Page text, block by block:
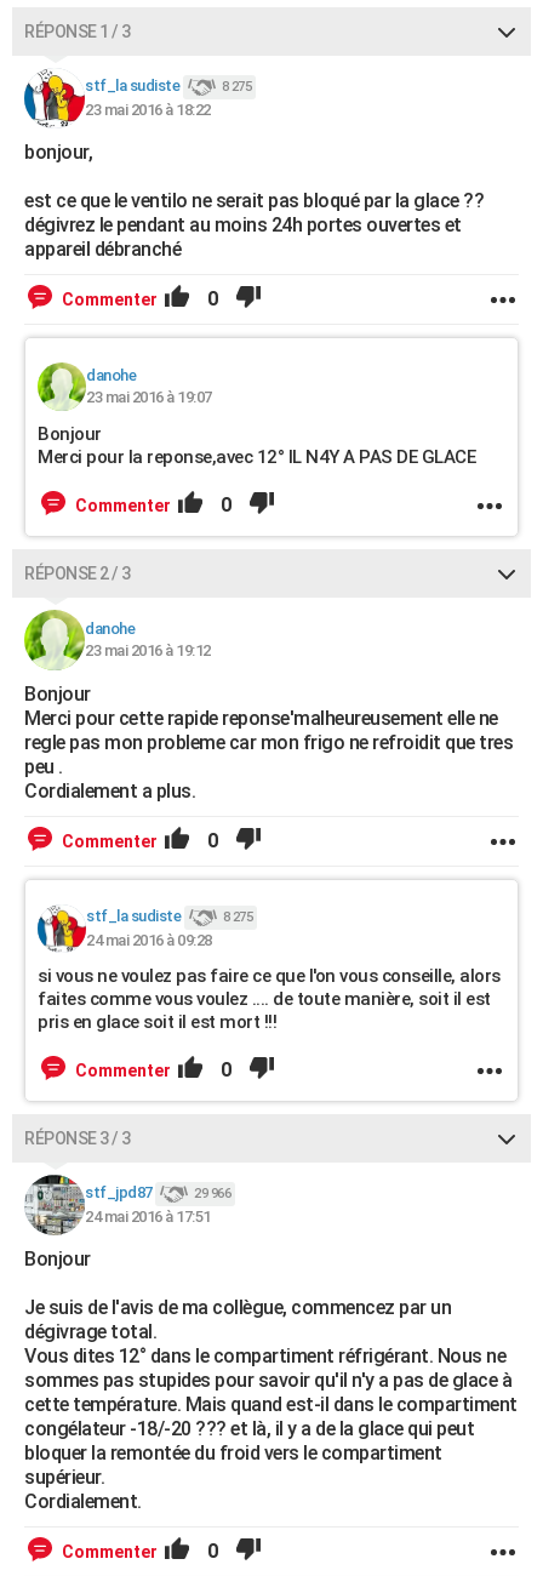
Dictionnaire
Biographies
Citations
Expressions
Proverbes
PROGRAMME TV
COPAINS D'AVANT
S'inscrire
Se connecter
Lycées
Collèges
Primaires
Universités
Entreprises
Service militaire
Avis de recherche
AVIS DE DÉCÈS
FORUM
Bricolage
Lifestyle
Culture
Sport
Auto
Television
Voyage
Cinema
RÉPONSE 1 / 3
stf_la sudiste 8 275
23 mai 2016 à 18:22
bonjour,
est ce que le ventilo ne serait pas bloqué par la glace ??
dégivrez le pendant au moins 24h portes ouvertes et
appareil débranché
Commenter 0
danohe
23 mai 2016 à 19:07
Bonjour
Merci pour la reponse,avec 12° IL N4Y A PAS DE GLACE
Commenter 0
RÉPONSE 2 / 3
danohe
23 mai 2016 à 19:12
Bonjour
Merci pour cette rapide reponse'malheureusement elle ne
regle pas mon probleme car mon frigo ne refroidit que tres
peu .
Cordialement a plus.
Commenter 0
stf_la sudiste 8 275
24 mai 2016 à 09:28
si vous ne voulez pas faire ce que l'on vous conseille, alors
faites comme vous voulez .... de toute manière, soit il est
pris en glace soit il est mort !!!
Commenter 0
RÉPONSE 3 / 3
stf_jpd87 29 966
24 mai 2016 à 17:51
Bonjour
Je suis de l'avis de ma collègue, commencez par un
dégivrage total.
Vous dites 12° dans le compartiment réfrigérant. Nous ne
sommes pas stupides pour savoir qu'il n'y a pas de glace à
cette température. Mais quand est-il dans le compartiment
congélateur -18/-20 ??? et là, il y a de la glace qui peut
bloquer la remontée du froid vers le compartiment
supérieur.
Cordialement.
Commenter 0